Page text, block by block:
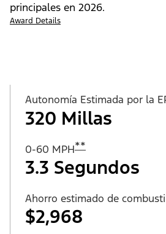
principales en 2026.
Award Details
Autonomía Estimada por la
320 Millas
0-60 MPH**
3.3 Segundos
Ahorro estimado de
$2,968